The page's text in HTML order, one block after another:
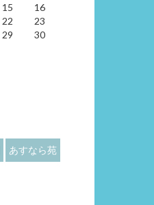
15
16
22
23
29
30
あすなら苑